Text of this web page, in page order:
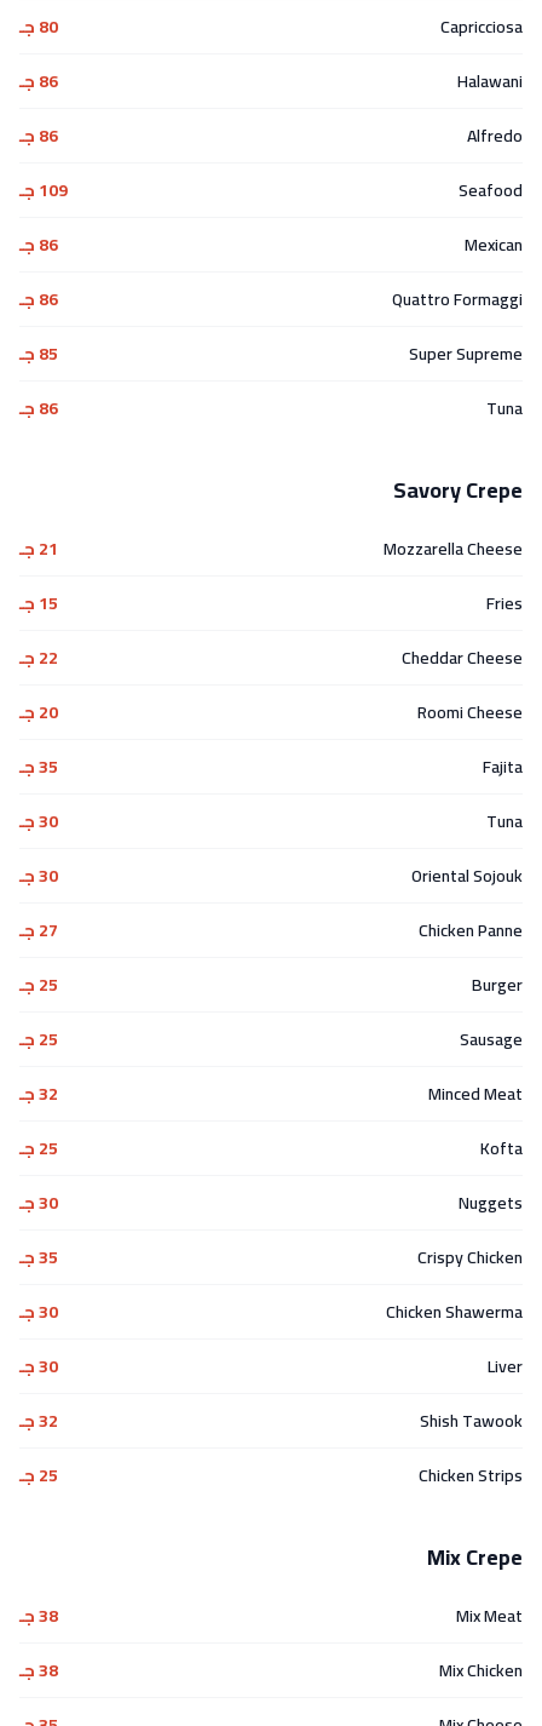
Capricciosa
80 جـ
Halawani
86 جـ
Alfredo
86 جـ
Seafood
109 جـ
Mexican
86 جـ
Quattro Formaggi
86 جـ
Super Supreme
85 جـ
Tuna
86 جـ
Savory Crepe
Mozzarella Cheese
21 جـ
Fries
15 جـ
Cheddar Cheese
22 جـ
Roomi Cheese
20 جـ
Fajita
35 جـ
Tuna
30 جـ
Oriental Sojouk
30 جـ
Chicken Panne
27 جـ
Burger
25 جـ
Sausage
25 جـ
Minced Meat
32 جـ
Kofta
25 جـ
Nuggets
30 جـ
Crispy Chicken
35 جـ
Chicken Shawerma
30 جـ
Liver
30 جـ
Shish Tawook
32 جـ
Chicken Strips
25 جـ
Mix Crepe
Mix Meat
38 جـ
Mix Chicken
38 جـ